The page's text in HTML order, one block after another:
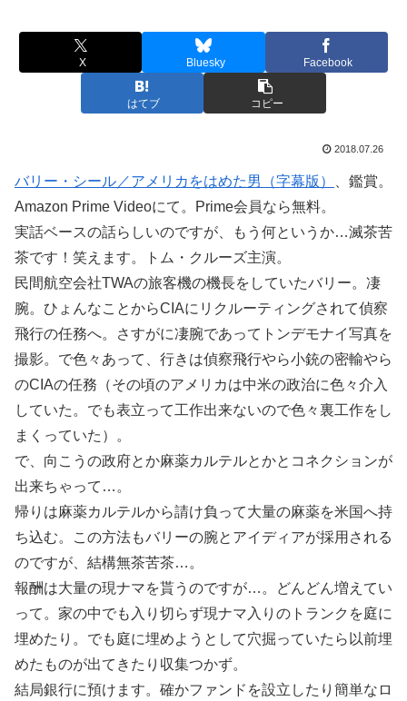
X Bluesky Facebook
はてブ コピー
2018.07.26
バリー・シール／アメリカをはめた男（字幕版）
、鑑賞。
Amazon Prime Videoにて。Prime会員なら無料。
実話ベースの話らしいのですが、もう何というか…滅茶苦
茶です！笑えます。トム・クルーズ主演。
民間航空会社TWAの旅客機の機長をしていたバリー。凄
腕。ひょんなことからCIAにリクルーティングされて偵察
飛行の任務へ。さすがに凄腕であってトンデモナイ写真を
撮影。で色々あって、行きは偵察飛行やら小銃の密輸やら
のCIAの任務（その頃のアメリカは中米の政治に色々介入
していた。でも表立って工作出来ないので色々裏工作をし
まくっていた）。
で、向こうの政府とか麻薬カルテルとかとコネクションが
出来ちゃって…。
帰りは麻薬カルテルから請け負って大量の麻薬を米国へ持
ち込む。この方法もバリーの腕とアイディアが採用される
のですが、結構無茶苦茶…。
報酬は大量の現ナマを貰うのですが…。どんどん増えてい
って。家の中でも入り切らず現ナマ入りのトランクを庭に
埋めたり。でも庭に埋めようとして穴掘っていたら以前埋
めたものが出てきたり収集つかず。
結局銀行に預けます。確かファンドを設立したり簡単なロ